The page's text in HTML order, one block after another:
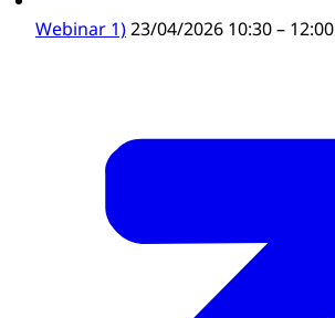
Webinar 1)23/04/2026 10:30 – 12:00